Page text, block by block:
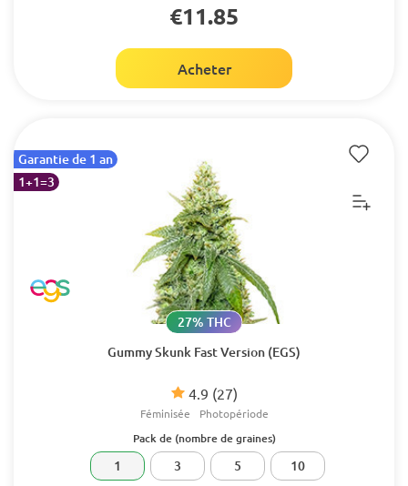
€11.85
Acheter
Garantie de 1 an
1+1=3
Gummy Skunk Fast Version (EGS)
4.9 (27)
27% THC
Féminisée Photopériode
Pack de (nombre de graines)
1 3 5 10